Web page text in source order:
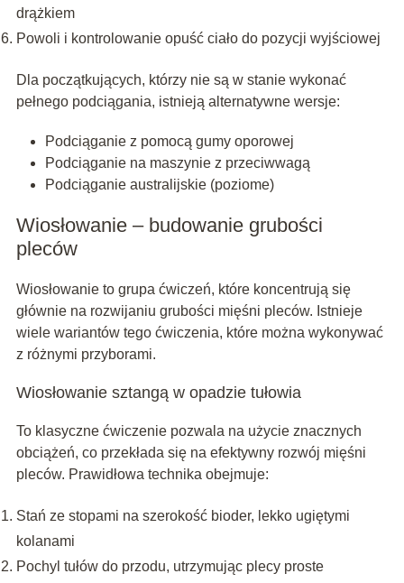
drążkiem
Powoli i kontrolowanie opuść ciało do pozycji wyjściowej
Dla początkujących, którzy nie są w stanie wykonać
pełnego podciągania, istnieją alternatywne wersje:
Podciąganie z pomocą gumy oporowej
Podciąganie na maszynie z przeciwwagą
Podciąganie australijskie (poziome)
Wiosłowanie – budowanie grubości
pleców
Wiosłowanie to grupa ćwiczeń, które koncentrują się
głównie na rozwijaniu grubości mięśni pleców. Istnieje
wiele wariantów tego ćwiczenia, które można wykonywać
z różnymi przyborami.
Wiosłowanie sztangą w opadzie tułowia
To klasyczne ćwiczenie pozwala na użycie znacznych
obciążeń, co przekłada się na efektywny rozwój mięśni
pleców. Prawidłowa technika obejmuje:
Stań ze stopami na szerokość bioder, lekko ugiętymi
kolanami
Pochyl tułów do przodu, utrzymując plecy proste